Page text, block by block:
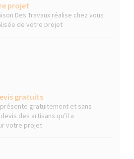
projet
Des Travaux réalise chez vous
de votre projet
gratuits
gratuitement et sans
des artisans qu’il a
votre projet